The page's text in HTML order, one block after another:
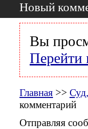
Новый
Вы
Перейти
Главная >>
комментарий
Отправляя